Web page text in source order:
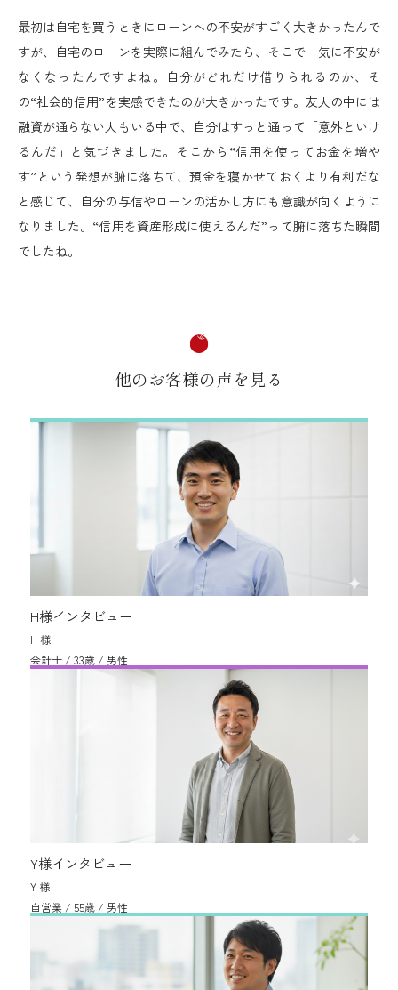
最初は自宅を買うときにローンへの不安がすごく大きかったんで
すが、自宅のローンを実際に組んでみたら、そこで一気に不安が
なくなったんですよね。自分がどれだけ借りられるのか、そ
の“社会的信用”を実感できたのが大きかったです。友人の中には
融資が通らない人もいる中で、自分はすっと通って「意外といけ
るんだ」と気づきました。そこから“信用を使ってお金を増や
す”という発想が腑に落ちて、預金を寝かせておくより有利だな
と感じて、自分の与信やローンの活かし方にも意識が向くように
なりました。“信用を資産形成に使えるんだ”って腑に落ちた瞬間
でしたね。
他のお客様の声を見る
H様インタビュー
H 様
会計士 / 33歳 / 男性
Y様インタビュー
Y 様
自営業 / 55歳 / 男性